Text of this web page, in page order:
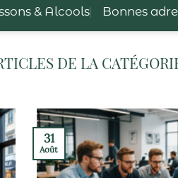
& Alcools Bonnes
31
Août